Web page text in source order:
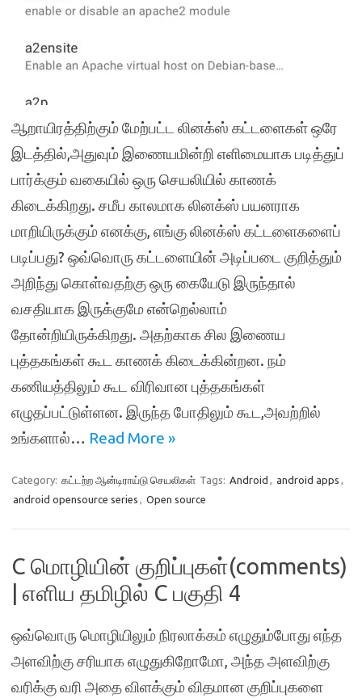
ஆறாயிரத்திற்கும் மேற்பட்ட லினக்ஸ் கட்டளைகள் ஒரே
இடத்தில்,அதுவும் இணையமின்றி எளிமையாக படித்துப்
பார்க்கும் வகையில் ஒரு செயலியில் காணக்
கிடைக்கிறது. சமீப காலமாக லினக்ஸ் பயனராக
மாறியிருக்கும் எனக்கு, எங்கு லினக்ஸ் கட்டளைகளைப்
படிப்பது? ஒவ்வொரு கட்டளையின் அடிப்படை குறித்தும்
அறிந்து கொள்வதற்கு ஒரு கையேடு இருந்தால்
வசதியாக இருக்குமே என்றெல்லாம்
தோன்றியிருக்கிறது. அதற்காக சில இணைய
புத்தகங்கள் கூட காணக் கிடைக்கின்றன. நம்
கணியத்திலும் கூட விரிவான புத்தகங்கள்
எழுதப்பட்டுள்ளன. இருந்த போதிலும் கூட,அவற்றில்
உங்களால்… Read More »
Category: கட்டற்ற ஆன்டிராய்டு செயலிகள் Tags: Android , android apps ,
android opensource series , Open source
C மொழியின் குறிப்புகள்(comments)
| எளிய தமிழில் C பகுதி 4
ஒவ்வொரு மொழியிலும் நிரலாக்கம் எழுதும்போது எந்த
அளவிற்கு சரியாக எழுதுகிறோமோ, அந்த அளவிற்கு
வரிக்கு வரி அதை விளக்கும் விதமான குறிப்புகளை